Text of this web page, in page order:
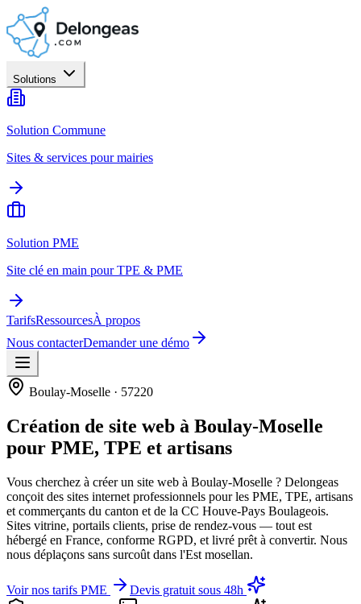
Solutions
Solution Commune
Sites & services pour mairies
Solution PME
Site clé en main pour TPE & PME
TarifsRessourcesÀ propos
Nous contacterDemander une démo
Boulay-Moselle · 57220
Création de site web à Boulay-Moselle
pour PME, TPE et artisans
Vous cherchez à créer un site web à Boulay-Moselle ? Delongeas
conçoit des sites internet professionnels pour les PME, TPE, artisans
et commerçants du canton et de la CC Houve-Pays Boulageois.
Sites vitrine, portails clients, prise de rendez-vous — tout est
hébergé en France, conforme RGPD, et livré prêt à convertir. Nous
nous déplaçons sans surcoût dans l'Est mosellan.
Voir nos tarifs PME
Devis gratuit sous 48h